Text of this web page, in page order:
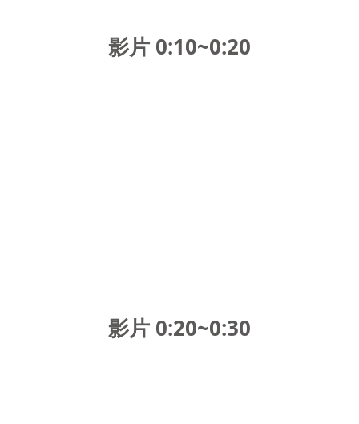
影片 0:10~0:20
影片 0:20~0:30